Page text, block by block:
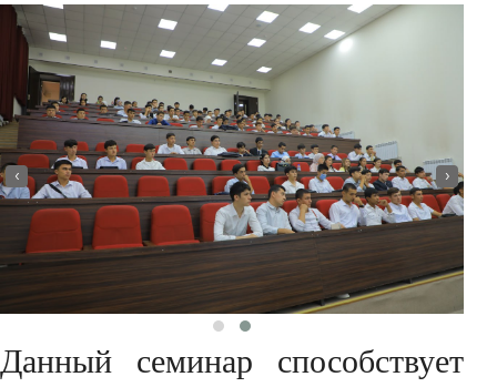
‹ ›
Данный семинар способствует